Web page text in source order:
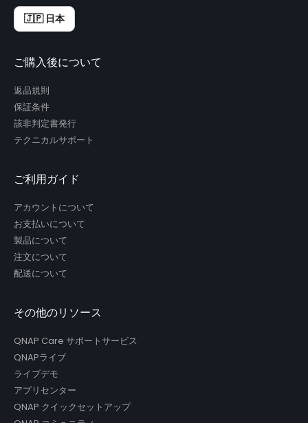
🇯🇵 日本
ご購入後について
返品規則
保証条件
該非判定書発行
テクニカルサポート
ご利用ガイド
アカウントについて
お支払いについて
製品について
注文について
配送について
その他のリソース
QNAP Care サポートサービス
QNAPライブ
ライブデモ
アプリセンター
QNAP クイックセットアップ